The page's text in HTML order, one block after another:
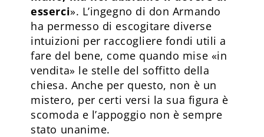
esserci». L’ingegno di don Armando
ha permesso di escogitare diverse
intuizioni per raccogliere fondi utili a
fare del bene, come quando mise «in
vendita» le stelle del soffitto della
chiesa. Anche per questo, non è un
mistero, per certi versi la sua figura è
scomoda e l’appoggio non è sempre
stato unanime.